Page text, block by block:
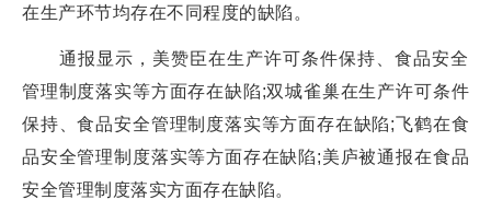
在生产环节均存在不同程度的缺陷。
通报显示，美赞臣在生产许可条件保持、食品安全
管理制度落实等方面存在缺陷;双城雀巢在生产许可条件
保持、食品安全管理制度落实等方面存在缺陷;飞鹤在食
品安全管理制度落实等方面存在缺陷;美庐被通报在食品
安全管理制度落实方面存在缺陷。